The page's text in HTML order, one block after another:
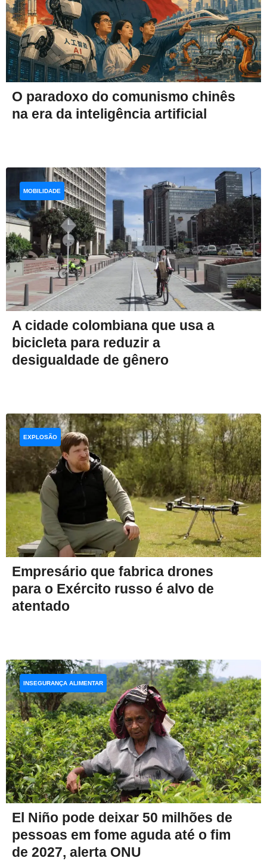
O paradoxo do comunismo chinês
na era da inteligência artificial
A cidade colombiana que usa a
bicicleta para reduzir a
desigualdade de gênero
MOBILIDADE
Empresário que fabrica drones
para o Exército russo é alvo de
atentado
EXPLOSÃO
El Niño pode deixar 50 milhões de
pessoas em fome aguda até o fim
de 2027, alerta ONU
INSEGURANÇA ALIMENTAR